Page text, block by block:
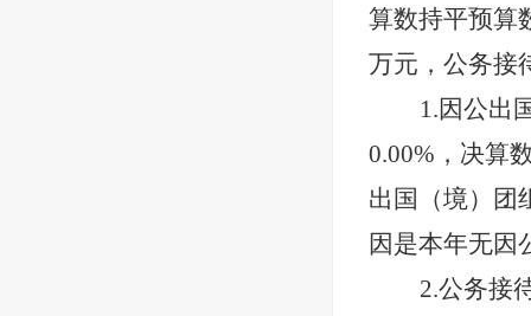
算数持平预算
万元，公务接
1.因公出
0.00%，决算
出国（境）团
因是本年无因
2.公务接